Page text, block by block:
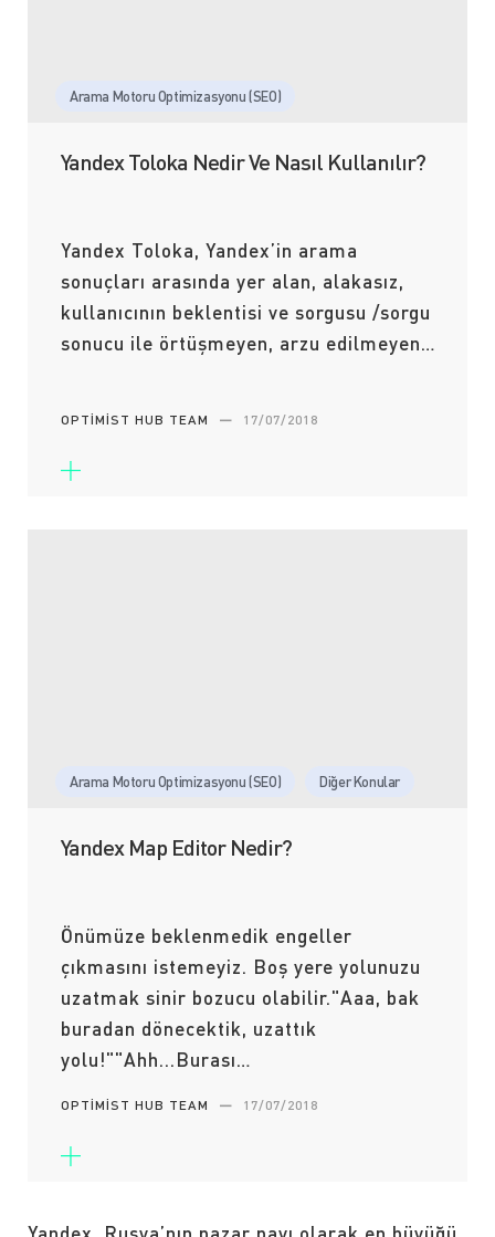
Arama Motoru Optimizasyonu (SEO)
Yandex Toloka Nedir Ve Nasıl Kullanılır?
Yandex Toloka, Yandex’in arama
sonuçları arasında yer alan, alakasız,
kullanıcının beklentisi ve sorgusu /sorgu
sonucu ile örtüşmeyen, arzu edilmeyen…
OPTIMIST HUB TEAM — 17/07/2018
Arama Motoru Optimizasyonu (SEO) Diğer Konular
Yandex Map Editor Nedir?
Önümüze beklenmedik engeller
çıkmasını istemeyiz. Boş yere yolunuzu
uzatmak sinir bozucu olabilir."Aaa, bak
buradan dönecektik, uzattık
yolu!""Ahh...Burası…
OPTIMIST HUB TEAM — 17/07/2018